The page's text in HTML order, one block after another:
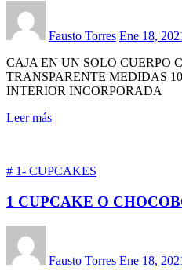
Fausto Torres Ene 18,
CAJA EN UN SOLO CUERPO
TRANSPARENTE MEDIDAS
INTERIOR INCORPORADA
Leer más
# 1- CUPCAKES
1 CUPCAKE O
Fausto Torres Ene 18,